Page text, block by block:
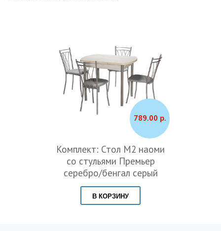
789.00 р.
Комплект: Стол М2 наоми
со стульями Премьер
серебро/бенгал серый
В КОРЗИНУ